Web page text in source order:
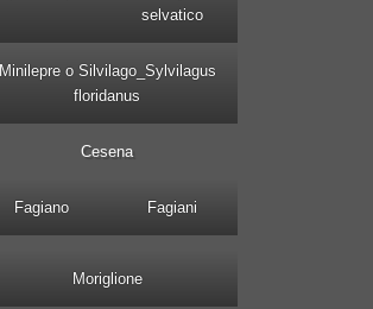
selvatico
Minilepre o Silvilago_Sylvilagus
floridanus
Cesena
Fagiano Fagiani
Moriglione